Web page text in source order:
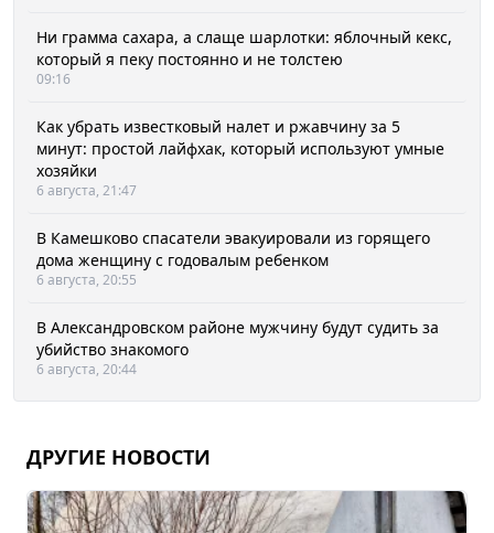
Ни грамма сахара, а слаще шарлотки: яблочный кекс,
который я пеку постоянно и не толстею
09:16
Как убрать известковый налет и ржавчину за 5
минут: простой лайфхак, который используют умные
хозяйки
6 августа, 21:47
В Камешково спасатели эвакуировали из горящего
дома женщину с годовалым ребенком
6 августа, 20:55
В Александровском районе мужчину будут судить за
убийство знакомого
6 августа, 20:44
ДРУГИЕ НОВОСТИ